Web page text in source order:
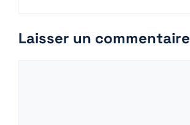
Laisser un commentaire